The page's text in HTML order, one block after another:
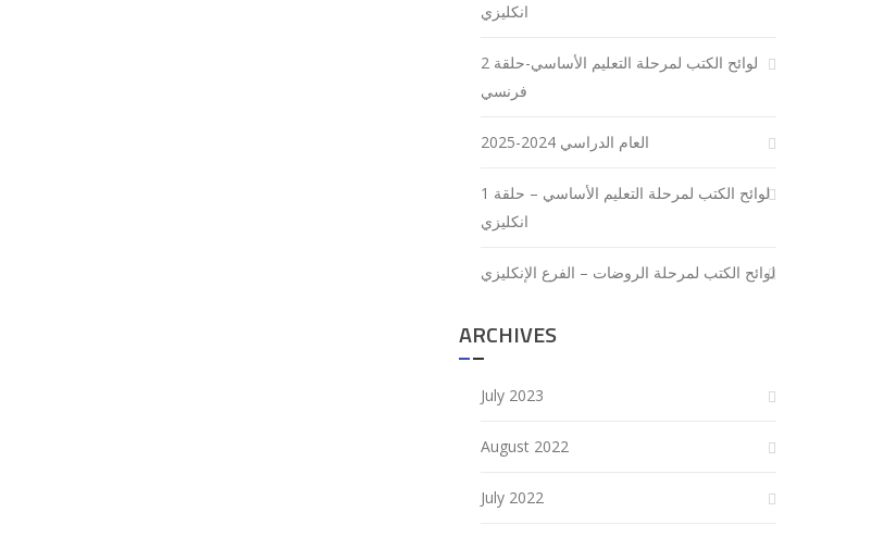
انكليزي
لوائح الكتب لمرحلة التعليم الأساسي-حلقة 2
فرنسي
العام الدراسي 2024-2025
لوائح الكتب لمرحلة التعليم الأساسي – حلقة 1
انكليزي
لوائح الكتب لمرحلة الروضات – الفرع الإنكليزي
ARCHIVES
July 2023
August 2022
July 2022